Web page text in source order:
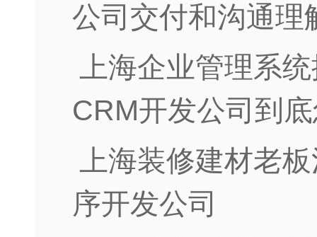
公司交付和沟通理
上海企业管理系
CRM开发公司到
上海装修建材老
序开发公司